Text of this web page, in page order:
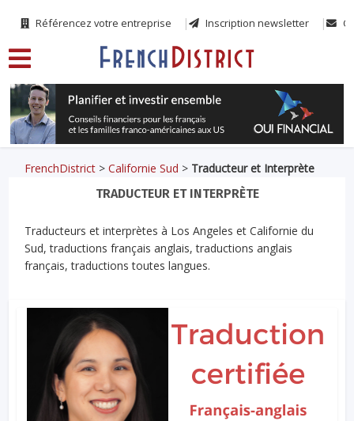
Référencez votre entreprise Inscription newsletter
FrenchDistrict >Californie Sud > Traducteur et Interprète
TRADUCTEUR ET INTERPRÈTE
Traducteurs et interprètes à Los Angeles et Californie du
Sud, traductions français anglais, traductions anglais
français, traductions toutes langues.